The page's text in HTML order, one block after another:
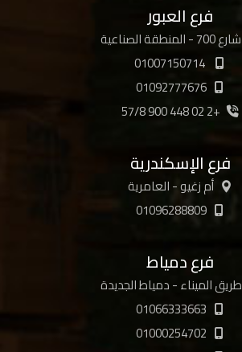
فرع العبور
شارع 700 - المنطقة الصناعية
01092777676
+2 02 448 900 57/8
فرع الإسكندرية
أم زغيو - العامرية
01096288809
فرع دمياط
طريق الميناء - دمياط الجديدة
01066333663
01000254702